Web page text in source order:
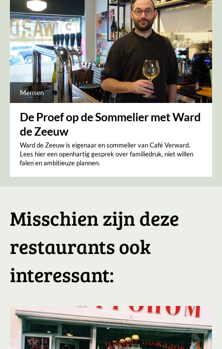
Mensen
De Proef op de Sommelier met Ward
de Zeeuw
Ward de Zeeuw is eigenaar en sommelier van Café Verward.
Lees hier een openhartig gesprek over familiedruk, niet willen
falen en ambitieuze plannen.
Misschien zijn deze
restaurants ook
interessant: